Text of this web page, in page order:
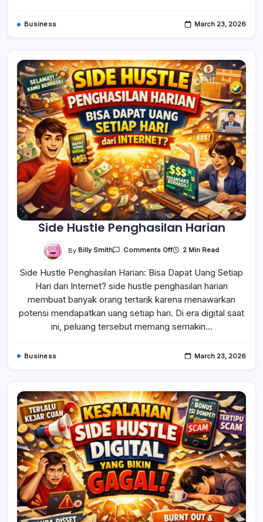
Business March 23, 2026
Side Hustle Penghasilan Harian
By Billy Smith Comments OffOn
Penghasilan
Harian
2 Min Read
Side Hustle Penghasilan Harian: Bisa Dapat Uang Setiap
Hari dari Internet? side hustle penghasilan harian
membuat banyak orang tertarik karena menawarkan
potensi mendapatkan uang setiap hari. Di era digital saat
ini, peluang tersebut memang semakin…
Business March 23, 2026